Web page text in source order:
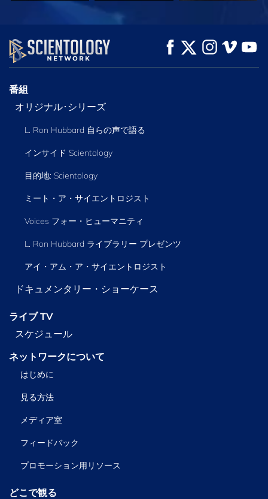
観る シリーズを探求
番組
オリジナル･シリーズ
L. Ron Hubbard 自らの声で語る
インサイド Scientology
目的地: Scientology
ミート・ア・サイエントロジスト
Voices フォー・ヒューマニティ
L. Ron Hubbard ライブラリー プレゼンツ
アイ・アム・ア・サイエントロジスト
ドキュメンタリー・ショーケース
ライブ TV
スケジュール
ネットワークについて
はじめに
見る方法
メディア室
フィードバック
プロモーション用リソース
どこで観る